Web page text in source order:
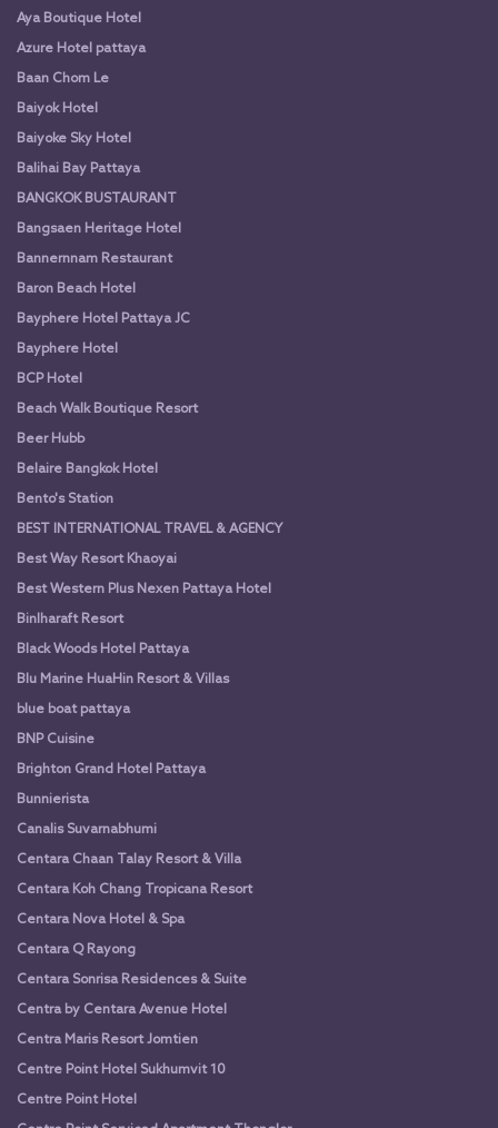
Aya Boutique Hotel
Azure Hotel pattaya
Baan Chom Le
Baiyok Hotel
Baiyoke Sky Hotel
Balihai Bay Pattaya
BANGKOK BUSTAURANT
Bangsaen Heritage Hotel
Bannernnam Restaurant
Baron Beach Hotel
Bayphere Hotel Pattaya JC
Bayphere Hotel
BCP Hotel
Beach Walk Boutique Resort
Beer Hubb
Belaire Bangkok Hotel
Bento's Station
BEST INTERNATIONAL TRAVEL & AGENCY
Best Way Resort Khaoyai
Best Western Plus Nexen Pattaya Hotel
Binlharaft Resort
Black Woods Hotel Pattaya
Blu Marine HuaHin Resort & Villas
blue boat pattaya
BNP Cuisine
Brighton Grand Hotel Pattaya
Bunnierista
Canalis Suvarnabhumi
Centara Chaan Talay Resort & Villa
Centara Koh Chang Tropicana Resort
Centara Nova Hotel & Spa
Centara Q Rayong
Centara Sonrisa Residences & Suite
Centra by Centara Avenue Hotel
Centra Maris Resort Jomtien
Centre Point Hotel Sukhumvit 10
Centre Point Hotel